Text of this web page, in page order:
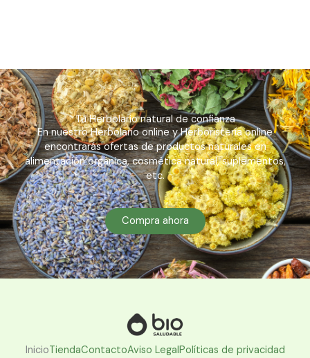
Tu Herbolario natural de confianza
En nuestro Herbolario online y Herboristería online
encontrarás ofertas de productos naturales en
alimentación orgánica, cosmética natural, suplementos,
etc.
Compra ahora
InicioTiendaContactoAviso LegalPolíticas de privacidad